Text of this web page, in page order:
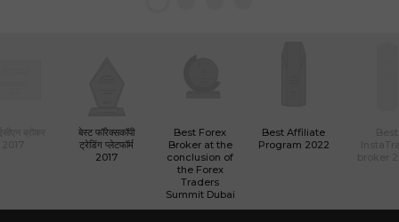
बेस्ट फॉरेक्सकॉपी
ट्रेडिंग प्लेटफॉर्म
2017
Best Forex
Broker at the
conclusion of
the Forex
Traders
Summit Dubai
Best Affiliate
Program 2022